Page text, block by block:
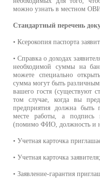
можно узнать в местном
Стандартный перечень
• Ксерокопия паспорта
• Справка о доходах
необходимой суммы на
можете специально
сумма могут быть
вашего гостя (существуют
том случае, когда вы
предприятия должна быть
месте работы, а подпись
(помимо ФИО, должность и
• Учетная карточка
• Учетная карточка заявителя;
• Заявление-гарантия